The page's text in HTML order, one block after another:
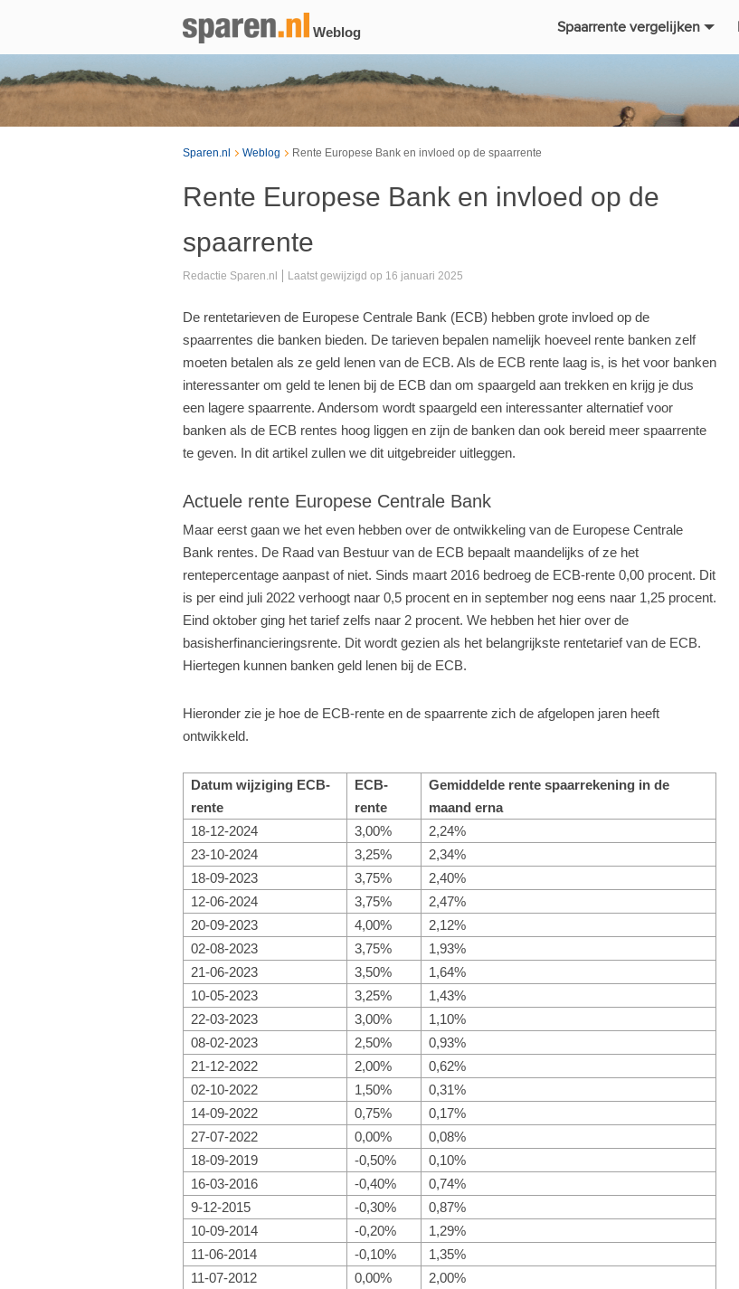
Weblog Spaarrente vergelijken
Sparen.nl Weblog Rente Europese Bank en invloed op de spaarrente
Rente Europese Bank en invloed op de
spaarrente
Redactie Sparen.nl Laatst gewijzigd op 16 januari 2025
De rentetarieven de Europese Centrale Bank (ECB) hebben grote invloed op de
spaarrentes die banken bieden. De tarieven bepalen namelijk hoeveel rente banken zelf
moeten betalen als ze geld lenen van de ECB. Als de ECB rente laag is, is het voor banken
interessanter om geld te lenen bij de ECB dan om spaargeld aan trekken en krijg je dus
een lagere spaarrente. Andersom wordt spaargeld een interessanter alternatief voor
banken als de ECB rentes hoog liggen en zijn de banken dan ook bereid meer spaarrente
te geven. In dit artikel zullen we dit uitgebreider uitleggen.
Actuele rente Europese Centrale Bank
Maar eerst gaan we het even hebben over de ontwikkeling van de Europese Centrale
Bank rentes. De Raad van Bestuur van de ECB bepaalt maandelijks of ze het
rentepercentage aanpast of niet. Sinds maart 2016 bedroeg de ECB-rente 0,00 procent. Dit
is per eind juli 2022 verhoogt naar 0,5 procent en in september nog eens naar 1,25 procent.
Eind oktober ging het tarief zelfs naar 2 procent. We hebben het hier over de
basisherfinancieringsrente. Dit wordt gezien als het belangrijkste rentetarief van de ECB.
Hiertegen kunnen banken geld lenen bij de ECB.
Hieronder zie je hoe de ECB-rente en de spaarrente zich de afgelopen jaren heeft
ontwikkeld.
Datum wijziging ECB-
rente
ECB-
rente
Gemiddelde rente spaarrekening in de
maand erna
18-12-2024
3,00%
2,24%
23-10-2024
3,25%
2,34%
18-09-2023
3,75%
2,40%
12-06-2024
3,75%
2,47%
20-09-2023
4,00%
2,12%
02-08-2023
3,75%
1,93%
21-06-2023
3,50%
1,64%
10-05-2023
3,25%
1,43%
22-03-2023
3,00%
1,10%
08-02-2023
2,50%
0,93%
21-12-2022
2,00%
0,62%
02-10-2022
1,50%
0,31%
14-09-2022
0,75%
0,17%
27-07-2022
0,00%
0,08%
18-09-2019
-0,50%
0,10%
16-03-2016
-0,40%
0,74%
9-12-2015
-0,30%
0,87%
10-09-2014
-0,20%
1,29%
11-06-2014
-0,10%
1,35%
11-07-2012
0,00%
2,00%